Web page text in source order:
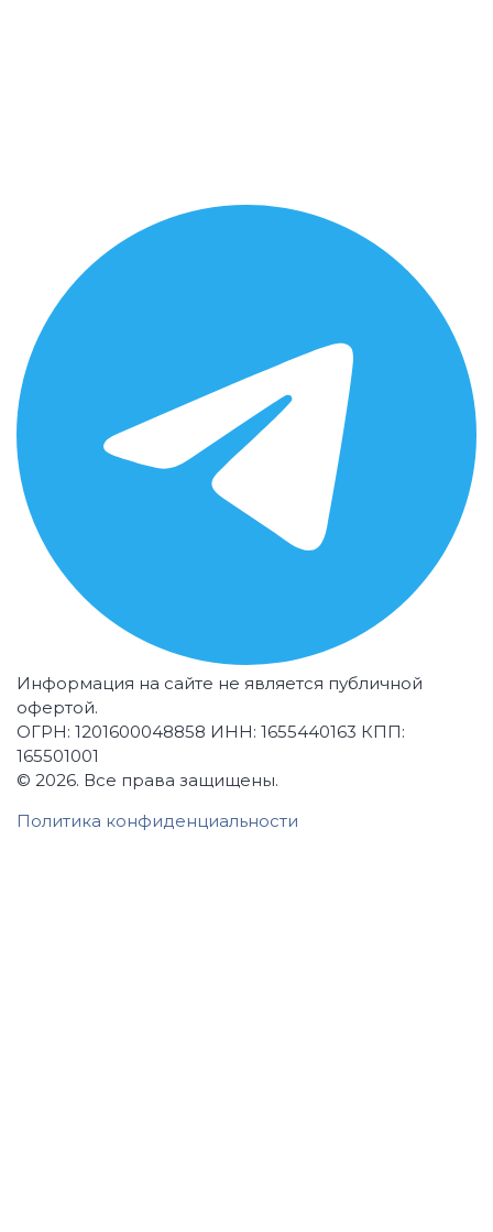
Информация на сайте не является публичной
офертой.
ОГРН: 1201600048858 ИНН: 1655440163 КПП:
165501001
© 2026. Все права защищены.
Политика конфиденциальности